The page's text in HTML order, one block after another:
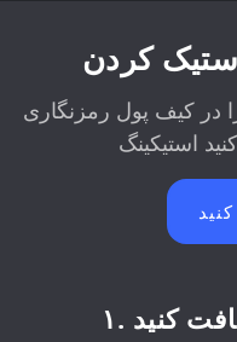
ساده را در کیف پول رمزنگاری